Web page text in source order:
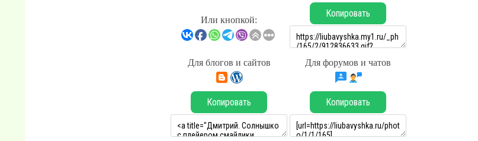
Или кнопкой:
Копировать
Для блогов и сайтов Для форумов и чатов
Копировать Копировать